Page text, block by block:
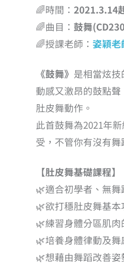
🌈時間： 2021.3.14
🌈曲目： 鼓舞
🌈授課老師 ： 姿穎老
《鼓舞》 是相當炫
動感又激昂的鼓點
肚皮舞動作。
此首鼓舞為2021年
受，不管你有沒有
【肚皮舞基礎課程】
🌿適合初學者、無舞
🌿欲打穩肚皮舞基本
🌿練習身體分區肌肉
🌿培養身體律動及舞
🌿想藉由舞蹈改善姿